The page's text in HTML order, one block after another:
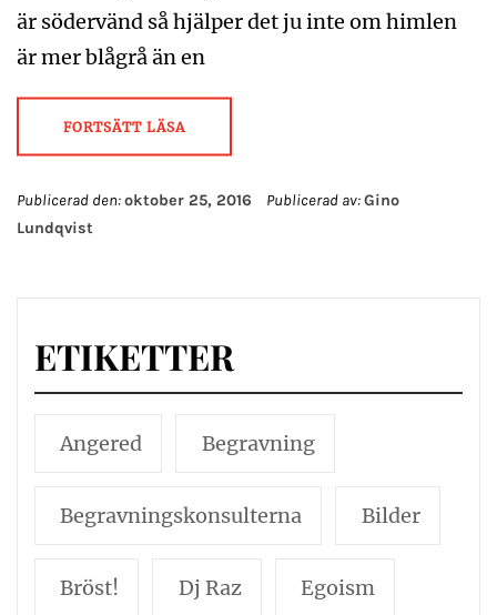
är södervänd så hjälper det ju inte om himlen
är mer blågrå än en
FORTSÄTT LÄSA
Publicerad den:oktober 25, 2016 Publicerad av:Gino
Lundqvist
ETIKETTER
Angered Begravning
Begravningskonsulterna Bilder
Bröst! Dj Raz Egoism